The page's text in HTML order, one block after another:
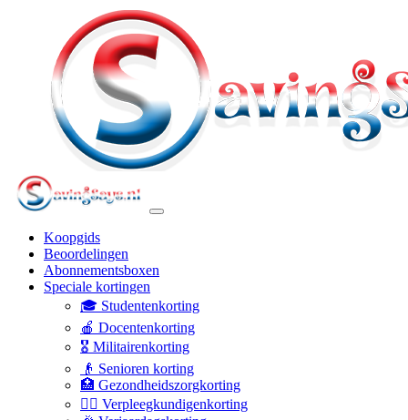
Koopgids
Beoordelingen
Abonnementsboxen
Speciale kortingen
🎓 Studentenkorting
🍎 Docentenkorting
🎖️ Militairenkorting
👴 Senioren korting
🏥 Gezondheidszorgkorting
👩‍⚕️ Verpleegkundigenkorting